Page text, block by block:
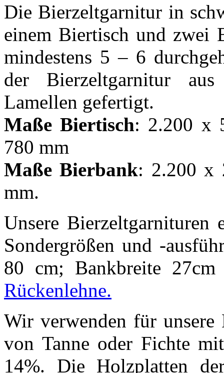
Die Bierzeltgarnitur in
einem Biertisch und zwei
mindestens 5 – 6
der Bierzeltgarnitur aus
Lamellen gefertigt.
Maße Biertisch: 2.200 x
780 mm
Maße Bierbank: 2.200 x
mm.
Unsere
Sondergrößen und -
80 cm; Bankbreite
Rückenlehne.
Wir verwenden für unsere
von Tanne oder Fichte
14%. Die Holzplatten